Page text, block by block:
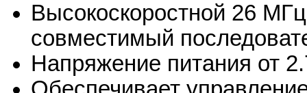
Высокоскоростной 26
совместимый
Напряжение питания от